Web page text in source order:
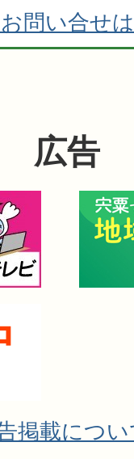
問い合せ
広告
掲載につ